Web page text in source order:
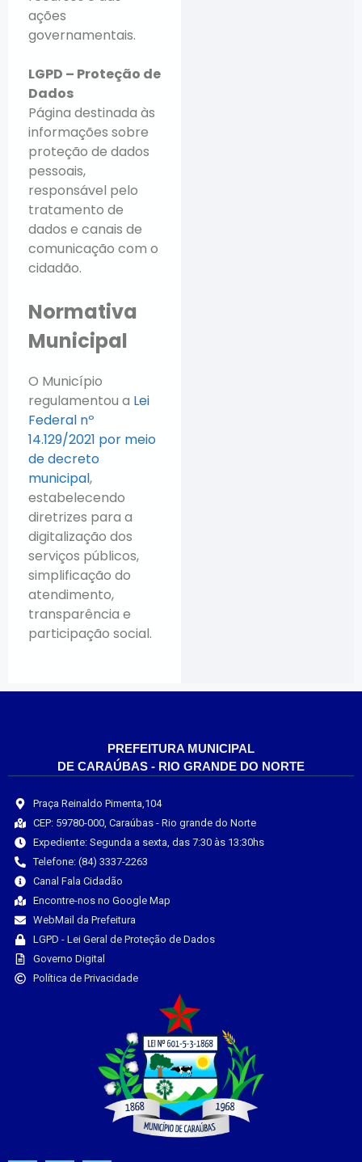
ações
governamentais.
LGPD – Proteção de
Dados
Página destinada às
informações sobre
proteção de dados
pessoais,
responsável pelo
tratamento de
dados e canais de
comunicação com o
cidadão.
Normativa
Municipal
O Município
regulamentou a Lei
Federal nº
14.129/2021 por meio
de decreto
municipal,
estabelecendo
diretrizes para a
digitalização dos
serviços públicos,
simplificação do
atendimento,
transparência e
participação social.
PREFEITURA MUNICIPAL
DE CARAÚBAS - RIO GRANDE DO NORTE
Praça Reinaldo Pimenta,104
CEP: 59780-000, Caraúbas - Rio grande do Norte
Expediente: Segunda a sexta, das 7:30 às 13:30hs
Telefone: (84) 3337-2263
Canal Fala Cidadão
Encontre-nos no Google Map
WebMail da Prefeitura
LGPD - Lei Geral de Proteção de Dados
Governo Digital
Política de Privacidade